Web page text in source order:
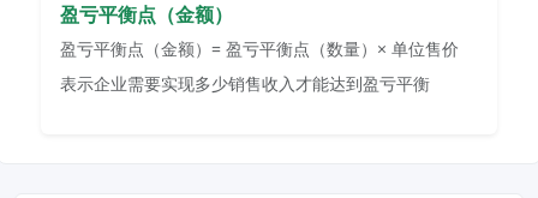
盈亏平衡点（金额）
盈亏平衡点（金额）= 盈亏平衡点（数量）× 单位售价
表示企业需要实现多少销售收入才能达到盈亏平衡